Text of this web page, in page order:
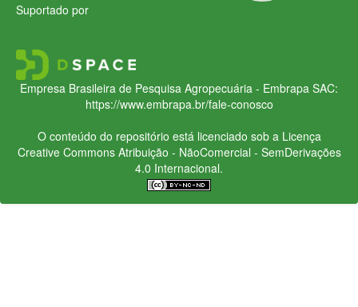
Suportado por
Empresa Brasileira de Pesquisa Agropecuária - Embrapa SAC:
https://www.embrapa.br/fale-conosco
O conteúdo do repositório está licenciado sob a Licença
Creative CommonsAtribuição - NãoComercial - SemDerivações
4.0 Internacional.